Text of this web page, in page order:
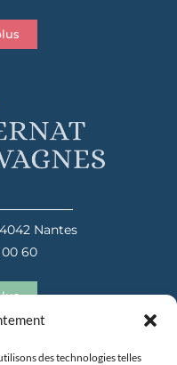
des technologies telles
Nantes
00 60